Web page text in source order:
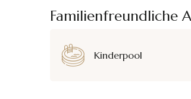
Familienfreundliche
Kinderpool